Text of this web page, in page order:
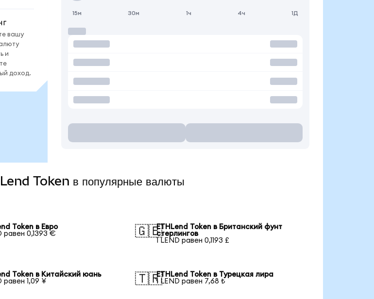
вашу
и
доход.
15м 30м 1ч 4ч 1Д
Token в популярные валюты
Token в Евро
равен 0,1393 €
🇬🇧ETHLend Token в Британский фунт
стерлингов
1 LEND равен 0,1193 £
Token в Китайский юань
равен 1,09 ¥
🇹🇷ETHLend Token в Турецкая лира
1 LEND равен 7,68 ₺